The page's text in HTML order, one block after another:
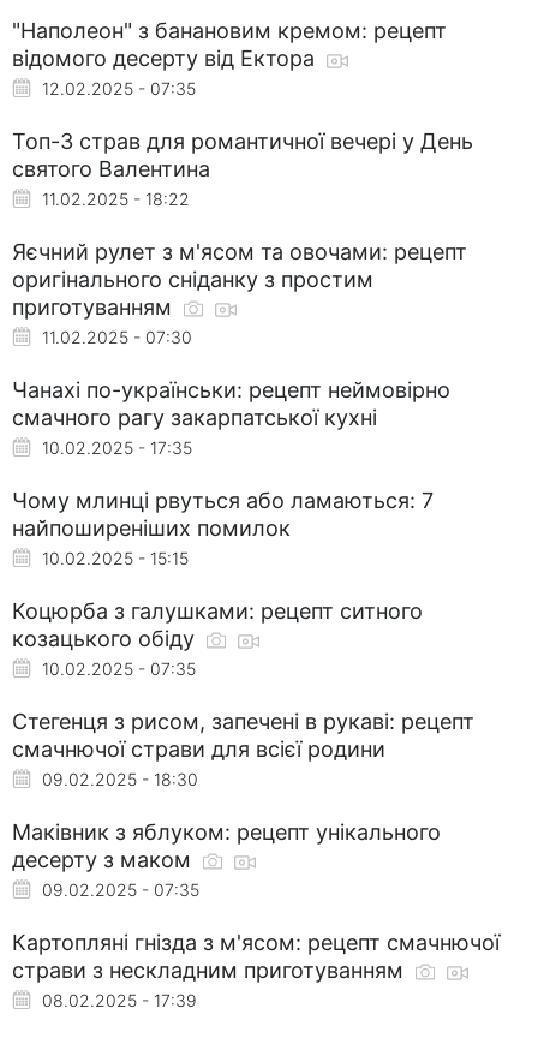
"Наполеон" з банановим кремом: рецепт
відомого десерту від Ектора
12.02.2025 - 07:35
Топ-3 страв для романтичної вечері у День
святого Валентина
11.02.2025 - 18:22
Яєчний рулет з м'ясом та овочами: рецепт
оригінального сніданку з простим
приготуванням
11.02.2025 - 07:30
Чанахі по-українськи: рецепт неймовірно
смачного рагу закарпатської кухні
10.02.2025 - 17:35
Чому млинці рвуться або ламаються: 7
найпоширеніших помилок
10.02.2025 - 15:15
Коцюрба з галушками: рецепт ситного
козацького обіду
10.02.2025 - 07:35
Стегенця з рисом, запечені в рукаві: рецепт
смачнючої страви для всієї родини
09.02.2025 - 18:30
Маківник з яблуком: рецепт унікального
десерту з маком
09.02.2025 - 07:35
Картопляні гнізда з м'ясом: рецепт смачнючої
страви з нескладним приготуванням
08.02.2025 - 17:39